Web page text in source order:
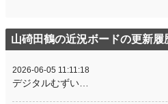
山碕田鶴の近況ボードの更新履
2026-06-05 11:11:18
デジタルむずい…